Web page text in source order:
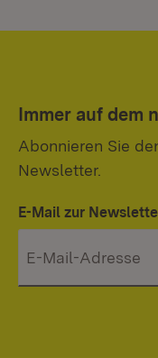
Immer auf dem
Abonnieren Sie
Newsletter.
E-Mail zur